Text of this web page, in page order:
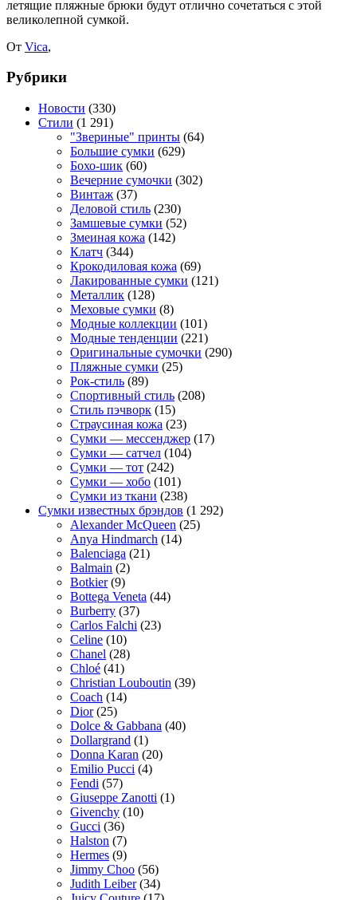
летящие пляжные брюки будут отлично сочетаться с этой
великолепной сумкой.
От Vica,
Рубрики
Новости (330)
Стили (1 291)
"Звериные" принты (64)
Большие сумки (629)
Бохо-шик (60)
Вечерние сумочки (302)
Винтаж (37)
Деловой стиль (230)
Замшевые сумки (52)
Змеиная кожа (142)
Клатч (344)
Крокодиловая кожа (69)
Лакированные сумки (121)
Металлик (128)
Меховые сумки (8)
Модные коллекции (101)
Модные тенденции (221)
Оригинальные сумочки (290)
Пляжные сумки (25)
Рок-стиль (89)
Спортивный стиль (208)
Стиль пэчворк (15)
Страусиная кожа (23)
Сумки — мессенджер (17)
Сумки — сатчел (104)
Сумки — тот (242)
Сумки — хобо (101)
Сумки из ткани (238)
Сумки известных брэндов (1 292)
Alexander McQueen (25)
Anya Hindmarch (14)
Balenciaga (21)
Balmain (2)
Botkier(9)
Bottega Veneta (44)
Burberry (37)
Carlos Falchi (23)
Celine (10)
Chanel (28)
Chloé (41)
Christian Louboutin (39)
Coach (14)
Dior(25)
Dolce & Gabbana (40)
Dollargrand (1)
Donna Karan (20)
Emilio Pucci (4)
Fendi (57)
Giuseppe Zanotti (1)
Givenchy (10)
Gucci (36)
Halston (7)
Hermes (9)
Jimmy Choo (56)
Judith Leiber(34)